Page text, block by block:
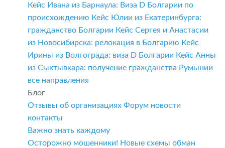
Кейс Ивана из Барнаула: Виза D Болгарии по
происхождению Кейс Юлии из Екатеринбурга:
гражданство Болгарии Кейс Сергея и Анастасии
из Новосибирска: релокация в Болгарию Кейс
Ирины из Волгограда: виза D Болгарии Кейс Анны
из Сыктывкара: получение гражданства Румынии
все направления
Блог
Отзывы об организациях Форум новости
контакты
Важно знать каждому
Осторожно мошенники! Новые схемы обман